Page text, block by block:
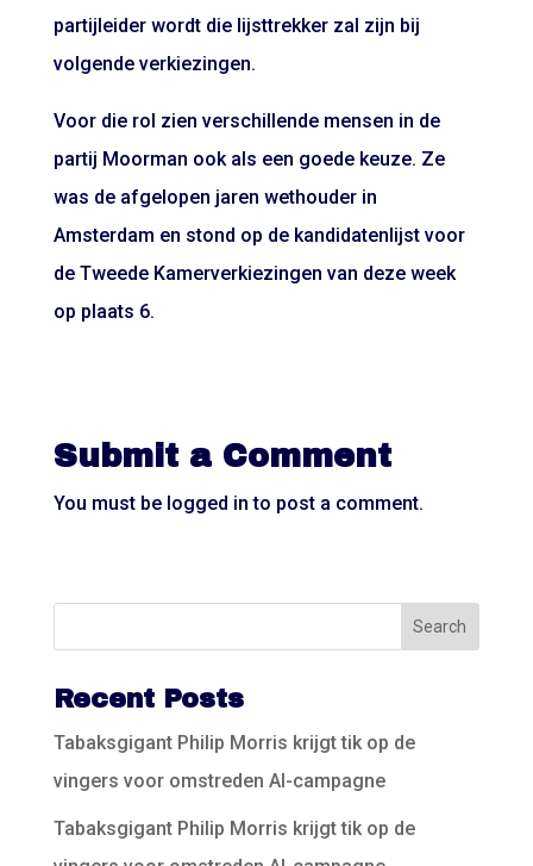
partijleider wordt die lijsttrekker zal zijn bij
volgende verkiezingen.
Voor die rol zien verschillende mensen in de
partij Moorman ook als een goede keuze. Ze
was de afgelopen jaren wethouder in
Amsterdam en stond op de kandidatenlijst voor
de Tweede Kamerverkiezingen van deze week
op plaats 6.
Submit a Comment
You must be logged in to post a comment.
Recent Posts
Tabaksgigant Philip Morris krijgt tik op de
vingers voor omstreden AI-campagne
Tabaksgigant Philip Morris krijgt tik op de